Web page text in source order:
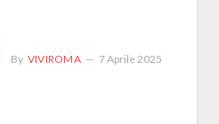
By VIVIROMA 7 Aprile 2025